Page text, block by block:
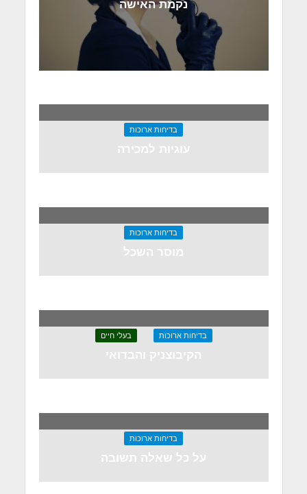
נקמת האישה
בדיחות ארוכות
עוגיות למכירה
בדיחות ארוכות
מוסר השכל
בדיחות ארוכות בעלי חיים
הקיבוצניק והבדואי
בדיחות ארוכות
על כל שאלה תשובה